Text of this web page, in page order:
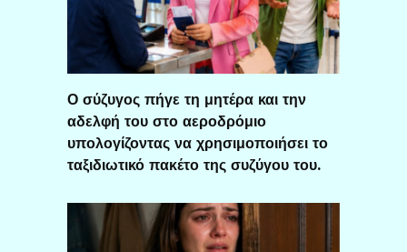
Ο σύζυγος πήγε τη μητέρα και την
αδελφή του στο αεροδρόμιο
υπολογίζοντας να χρησιμοποιήσει το
ταξιδιωτικό πακέτο της συζύγου του.